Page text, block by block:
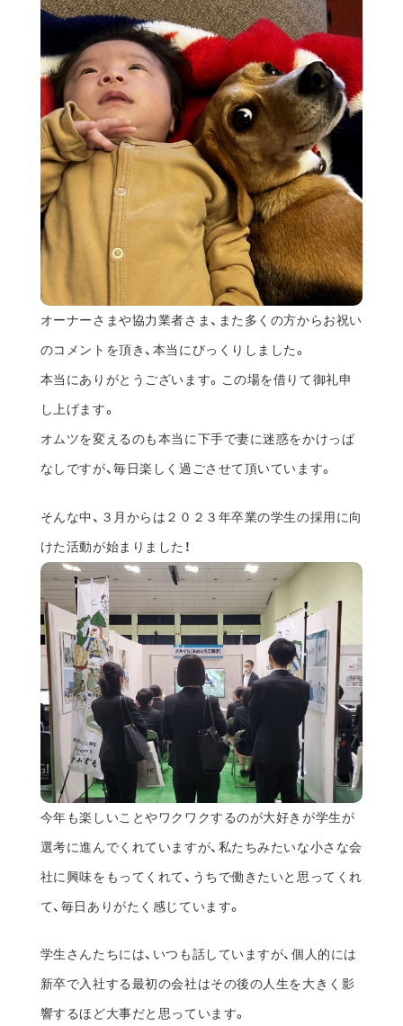
オーナーさまや協力業者さま、また多くの方からお祝い
のコメントを頂き、本当にびっくりしました。
本当にありがとうございます。この場を借りて御礼申
し上げます。
オムツを変えるのも本当に下手で妻に迷惑をかけっぱ
なしですが、毎日楽しく過ごさせて頂いています。
そんな中、３月からは２０２３年卒業の学生の採用に向
けた活動が始まりました！
今年も楽しいことやワクワクするのが大好きが学生が
選考に進んでくれていますが、私たちみたいな小さな会
社に興味をもってくれて、うちで働きたいと思ってくれ
て、毎日ありがたく感じています。
学生さんたちには、いつも話していますが、個人的には
新卒で入社する最初の会社はその後の人生を大きく影
響するほど大事だと思っています。